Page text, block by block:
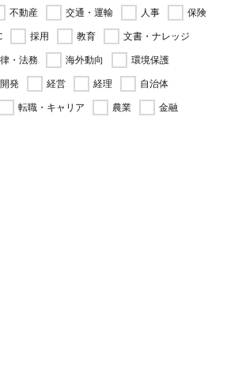
不動産 交通・運輸 人事
保険
採用 教育
文書・ナレッジ
・法務 海外動向
環境保護
発 経営 経理
自治体
転職・キャリア 農業 金融